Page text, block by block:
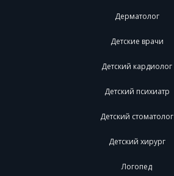
Дерматолог
Детские врачи
Детский кардиолог
Детский психиатр
Детский стоматолог
Детский хирург
Логопед